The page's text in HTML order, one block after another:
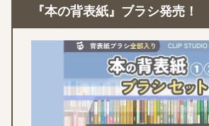
『本の背表紙』ブラシ発売！